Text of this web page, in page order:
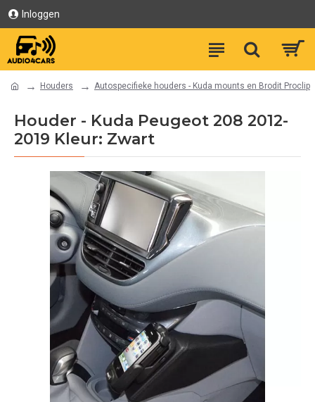
Inloggen
Houders Autospecifieke houders - Kuda mounts en Brodit Proclip
Houder - Kuda Peugeot 208 2012-
2019 Kleur: Zwart